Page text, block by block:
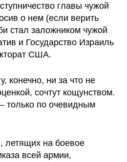
главы чужой
о нем (если верить
стал заложником чужой
и Государство Израиль
США.
конечно, ни за что не
сочтут кощунством.
только по очевидным
летящих на боевое
всей армии,